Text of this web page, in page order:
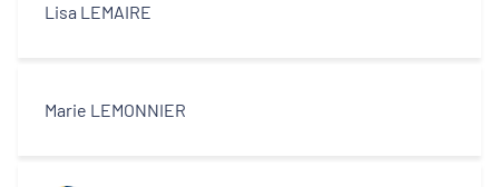
Equipe technique et ingénierie
Lisa LEMAIRE
Marie LEMONNIER